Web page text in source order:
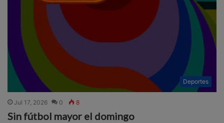
Deportes
Jul 17, 2026 0 8
Sin fútbol mayor el domingo